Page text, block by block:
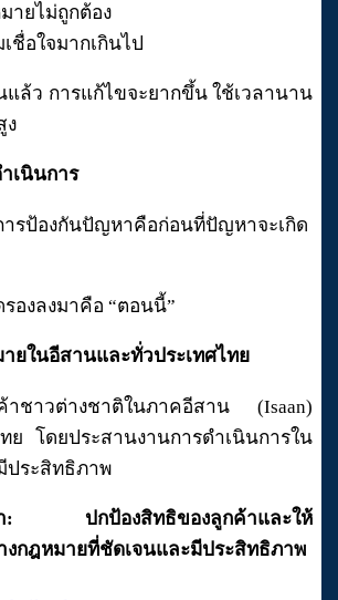
ายไม่ถูกต้อง
ชื่อใจมากเกินไป
แล้ว การแก้ไขจะยากขึ้น ใช้เวลานาน
ง
เนินการ
ารป้องกันปัญหาคือก่อนที่ปัญหาจะเกิด
องลงมาคือ “ตอนนี้”
ยในอีสานและทั่วประเทศไทย
ค้าชาวต่างชาติในภาคอีสาน (Isaan)
ย โดยประสานงานการดำเนินการใน
ประสิทธิภาพ
รา: ปกป้องสิทธิของลูกค้าและให้
งกฎหมายที่ชัดเจนและมีประสิทธิภาพ